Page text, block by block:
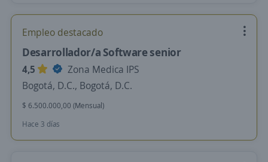
Empleo destacado
Desarrollador/a Software senior
4,5
Zona Medica IPS
Bogotá, D.C., Bogotá, D.C.
$ 6.500.000,00 (Mensual)
Hace 3 días